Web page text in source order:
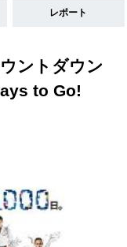
レポート
ントダウン
to Go!